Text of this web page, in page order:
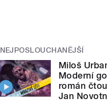
NEJPOSLOUCHANĚJŠÍ
Miloš
Moderní
román
Jan